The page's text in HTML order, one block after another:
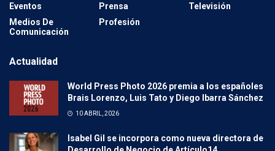
Eventos
Medios De
Comunicación
Prensa
Profesión
Televisión
Actualidad
World Press Photo 2026 premia a los españoles
Brais Lorenzo, Luis Tato y Diego Ibarra Sánchez
10 ABRIL, 2026
Isabel Gil se incorpora como nueva directora de